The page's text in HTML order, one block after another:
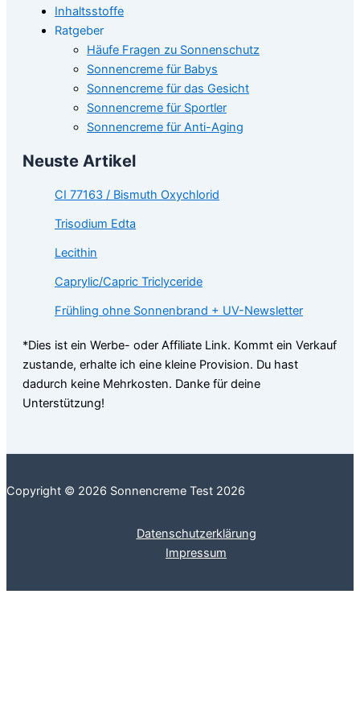
Inhaltsstoffe
Ratgeber
Häufe Fragen zu Sonnenschutz
Sonnencreme für Babys
Sonnencreme für das Gesicht
Sonnencreme für Sportler
Sonnencreme für Anti-Aging
Neuste Artikel
CI 77163 / Bismuth Oxychlorid
Trisodium Edta
Lecithin
Caprylic/Capric Triclyceride
Frühling ohne Sonnenbrand + UV-Newsletter
*Dies ist ein Werbe- oder Affiliate Link. Kommt ein Verkauf
zustande, erhalte ich eine kleine Provision. Du hast
dadurch keine Mehrkosten. Danke für deine
Unterstützung!
Copyright © 2026 Sonnencreme Test 2026
Datenschutzerklärung
Impressum